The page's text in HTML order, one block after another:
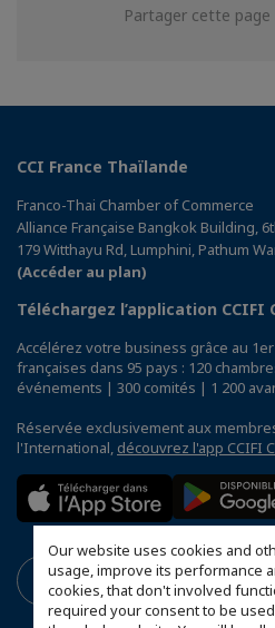
Our website uses cookies and
usage, improve its performance
cookies, that don't involved
required your consent to be
Partager cette page
CCI France Thaïlande
Franco-Thai Chamber of Commerce
Alliance Française Bangkok Building,
179 Witthayu Rd, Lumphini, Pathum
(Accéder au plan)
Téléchargez l’application CCIFI
Accélérez votre business grâce au
françaises dans 95 pays : 120
événements | 300 comités | 1 200
Réservée exclusivement aux
l'International, découvrez l'app CCIFI